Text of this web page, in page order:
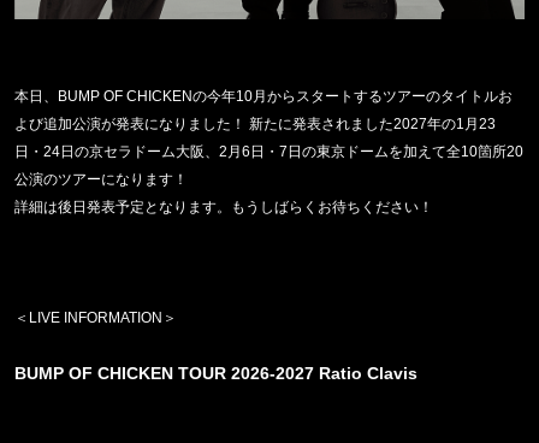
本日、BUMP OF CHICKENの今年10月からスタートするツアーのタイトルお
よび追加公演が発表になりました！ 新たに発表されました2027年の1月23
日・24日の京セラドーム大阪、2月6日・7日の東京ドームを加えて全10箇所20
公演のツアーになります！
詳細は後日発表予定となります。もう しばらくお待ちください！
＜ LIVE INFORMATION ＞
BUMP OF CHICKEN TOUR 2026-2027 Ratio Clavis